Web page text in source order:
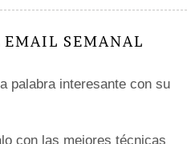
EMAIL SEMANAL
palabra interesante con su
con las mejores técnicas